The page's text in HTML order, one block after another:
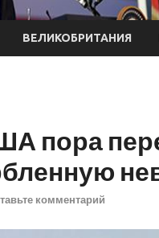
ВЕЛИКОБРИТАНИЯ
пора
комментарий